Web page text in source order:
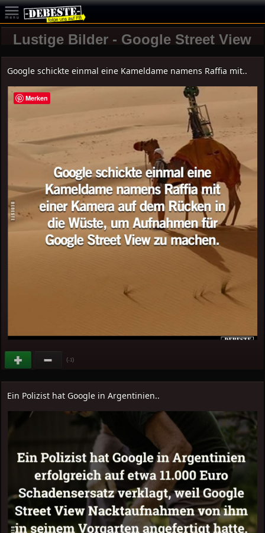
Lustige Bilder - Google Street View
Google schickte einmal eine Kameldame namens Raffia mit..
(-1)
Ein Polizist hat Google in Argentinien..
Merken